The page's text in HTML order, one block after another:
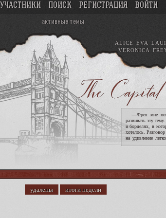
ALICE EVA
VERONICA
—Фрея мне
развивать эту
и борделях, в
хотелось.
на удивление
УЧАСТНИКИ ПОИСК РЕГИСТРАЦИЯ ВОЙТИ
активные темы
удалены итоги недели